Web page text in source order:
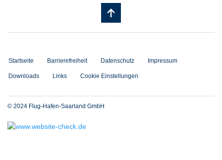
Startseite Barrierefreiheit Datenschutz Impressum
Downloads Links Cookie Einstellungen
© 2024 Flug-Hafen-Saarland GmbH